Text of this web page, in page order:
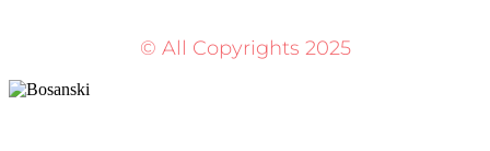
© All Copyrights 2025